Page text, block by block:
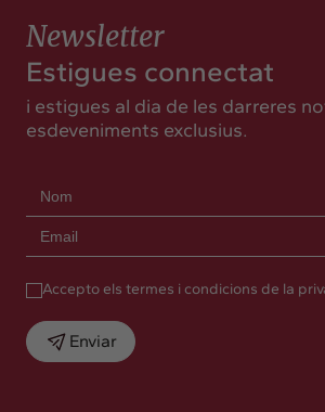
Newsletter
Estigues connectat
i estigues al dia de les darreres
esdeveniments exclusius.
Accepto els termes i condicions de la
Enviar